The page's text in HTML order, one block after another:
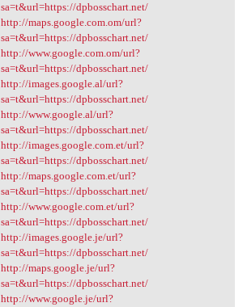
sa=t&url=https://dpbosschart.net/
http://maps.google.com.om/url?
sa=t&url=https://dpbosschart.net/
http://www.google.com.om/url?
sa=t&url=https://dpbosschart.net/
http://images.google.al/url?
sa=t&url=https://dpbosschart.net/
http://www.google.al/url?
sa=t&url=https://dpbosschart.net/
http://images.google.com.et/url?
sa=t&url=https://dpbosschart.net/
http://maps.google.com.et/url?
sa=t&url=https://dpbosschart.net/
http://www.google.com.et/url?
sa=t&url=https://dpbosschart.net/
http://images.google.je/url?
sa=t&url=https://dpbosschart.net/
http://maps.google.je/url?
sa=t&url=https://dpbosschart.net/
http://www.google.je/url?